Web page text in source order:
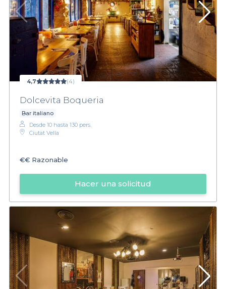
4,7 (4)
Dolcevita Boqueria
Bar italiano
Desde 10 hasta 130 pers.
Ciutat Vella
€€ Razonable
Hacer una solicitud